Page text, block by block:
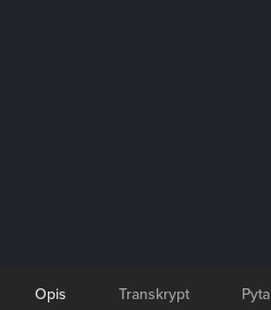
Opis Transkrypt